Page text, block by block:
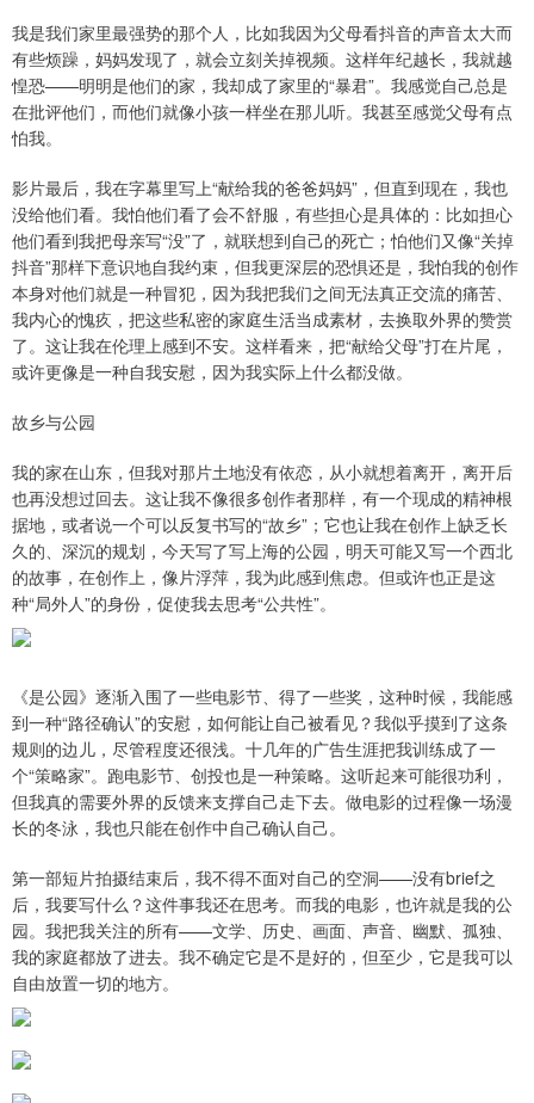
我是我们家里最强势的那个人，比如我因为父母看抖音的声音太大而
有些烦躁，妈妈发现了，就会立刻关掉视频。这样年纪越长，我就越
惶恐——明明是他们的家，我却成了家里的“暴君”。我感觉自己总是
在批评他们，而他们就像小孩一样坐在那儿听。我甚至感觉父母有点
怕我。
影片最后，我在字幕里写上“献给我的爸爸妈妈”，但直到现在，我也
没给他们看。我怕他们看了会不舒服，有些担心是具体的：比如担心
他们看到我把母亲写“没”了，就联想到自己的死亡；怕他们又像“关掉
抖音”那样下意识地自我约束，但我更深层的恐惧还是，我怕我的创作
本身对他们就是一种冒犯，因为我把我们之间无法真正交流的痛苦、
我内心的愧疚，把这些私密的家庭生活当成素材，去换取外界的赞赏
了。这让我在伦理上感到不安。这样看来，把“献给父母”打在片尾，
或许更像是一种自我安慰，因为我实际上什么都没做。
故乡与公园
我的家在山东，但我对那片土地没有依恋，从小就想着离开，离开后
也再没想过回去。这让我不像很多创作者那样，有一个现成的精神根
据地，或者说一个可以反复书写的“故乡”；它也让我在创作上缺乏长
久的、深沉的规划，今天写了写上海的公园，明天可能又写一个西北
的故事，在创作上，像片浮萍，我为此感到焦虑。但或许也正是这
种“局外人”的身份，促使我去思考“公共性”。
《是公园》逐渐入围了一些电影节、得了一些奖，这种时候，我能感
到一种“路径确认”的安慰，如何能让自己被看见？我似乎摸到了这条
规则的边儿，尽管程度还很浅。十几年的广告生涯把我训练成了一
个“策略家”。跑电影节、创投也是一种策略。这听起来可能很功利，
但我真的需要外界的反馈来支撑自己走下去。做电影的过程像一场漫
长的冬泳，我也只能在创作中自己确认自己。
第一部短片拍摄结束后，我不得不面对自己的空洞——没有brief之
后，我要写什么？这件事我还在思考。而我的电影，也许就是我的公
园。我把我关注的所有——文学、历史、画面、声音、幽默、孤独、
我的家庭都放了进去。我不确定它是不是好的，但至少，它是我可以
自由放置一切的地方。